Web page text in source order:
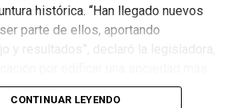
las noticias al instante
de Quintana Roo directamente
histórica. “Han llegado nuevos
parte de ellos, aportando
y resultados”, declaró la legisladora,
CONTINUAR LEYENDO